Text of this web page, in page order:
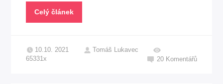
Celý článek
10.10. 2021
Tomáš Lukavec
65331x
20 Komentářů